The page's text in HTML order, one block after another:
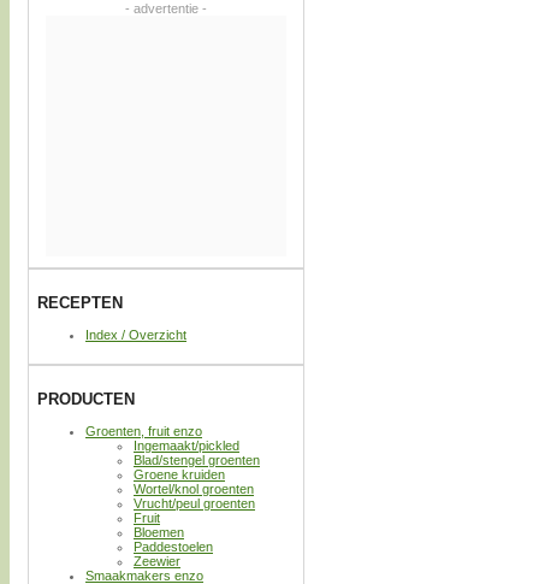
- advertentie -
RECEPTEN
Index / Overzicht
PRODUCTEN
Groenten, fruit enzo
Ingemaakt/pickled
Blad/stengel groenten
Groene kruiden
Wortel/knol groenten
Vrucht/peul groenten
Fruit
Bloemen
Paddestoelen
Zeewier
Smaakmakers enzo